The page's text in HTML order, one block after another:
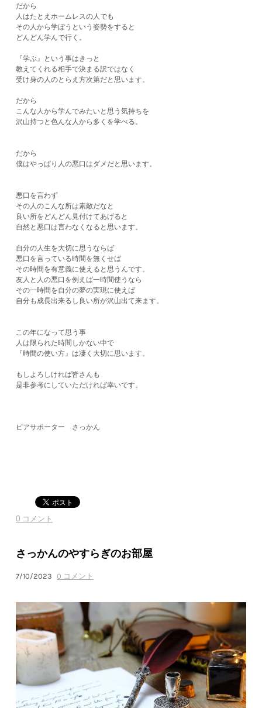
だから
人はたとえホームレスの人でも
その人から学ぼうという姿勢をすると
どんどん学んで行く。
『学ぶ』という事はきっと
教えてくれる相手で決まる訳ではなく
受け身の人のとらえ方次第だと思います。
だから
こんな人から学んでみたいと思う気持ちを
沢山持つと色んな人から多くを学べる。
だから
僕はやっぱり人の悪口はダメだと思います。
悪口を言わず
その人のこんな所は素敵だなと
良い所をどんどん見付けてあげると
自然と悪口は言わなくなると思います。
自分の人生を大切に思うならば
悪口を言っている時間を無くせば
その時間を有意義に使えると思うんです。
友人と人の悪口を例えば一時間使うなら
その一時間を自分の夢の実現に使えば
自分も成長出来るし良い所が沢山出て来ます。
この年になって思う事
人は限られた時間しかない中で
『時間の使い方』は凄く大切に思います。
もしよろしければ皆さんも
​是非参考にしていただければ幸いです。
ピアサポーター さっかん
0 コメント
さっかんのやすらぎのお部屋
7/10/2023 0 コメント